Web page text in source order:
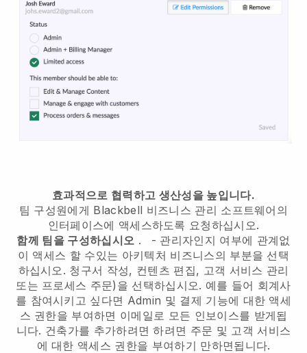
효과적으로 협력하고 생산성을 높입니다.
팀 구성원에게 Blackbell 비즈니스 관리 소프트웨어의
인터페이스에 액세스하도록 요청하십시오.
함께 팀을 구성하십시오 . - 관리자인지 여부에 관계없
이 액세스 할 수있는 아키텍처 비즈니스의 부분을 선택
하십시오. 청구서 작성, 컨텐츠 편집, 고객 서비스 관리
또는 프로세스 주문)을 선택하십시오. 예를 들어 회계사
를 참여시키고 싶다면 Admin 및 결제 기능에 대한 액세
스 권한을 부여하면 이메일로 모든 인보이스를 받게됩
니다. 건축가를 추가하려면 하려면 주문 및 고객 서비스
에 대한 액세스 권한을 부여하기 만하면됩니다.